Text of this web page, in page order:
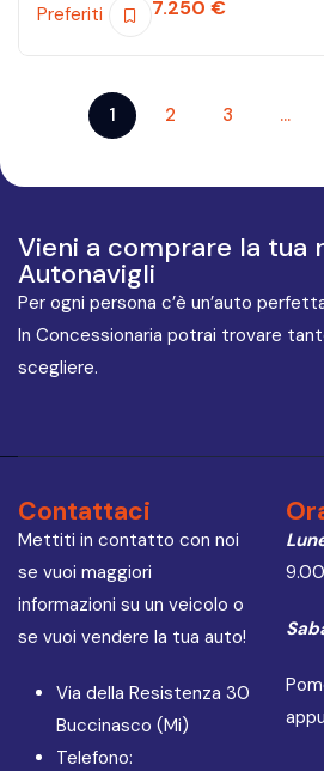
Preferiti 7.250 €
1 2 3 …
Vieni a comprare la tua
Autonavigli
Per ogni persona c’è un’auto
In Concessionaria potrai trovare
scegliere.
Contattaci
Mettiti in contatto con noi
se vuoi maggiori
informazioni su un veicolo o
se vuoi vendere la tua auto!
Via della Resistenza 30
Buccinasco (Mi)
Telefono: